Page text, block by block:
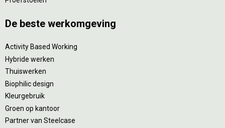
De beste werkomgeving
Activity Based Working
Hybride werken
Thuiswerken
Biophilic design
Kleurgebruik
Groen op kantoor
Partner van Steelcase